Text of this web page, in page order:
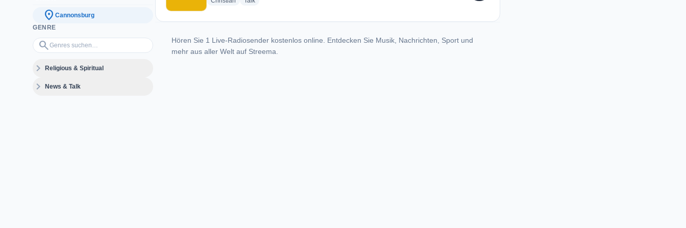
location_on Cannonsburg
GENRE
search
Genres suchen…
expand_moreReligious & Spiritual
expand_moreNews & Talk
Hören Sie 1 Live-Radiosender kostenlos online. Entdecken Sie Musik, Nachrichten, Sport und
mehr aus aller Welt auf Streema.